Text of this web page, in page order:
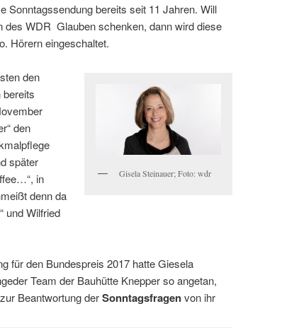
Sonntagssendung bereits seit 11 Jahren. Will
des WDR Glauben schenken, dann wird diese
Hörern eingeschaltet.
Gisela Steinauer; Foto: wdr
den
bereits
den
später
in
denn da
und Wilfried
für den Bundespreis 2017 hatte Giesela
Team der Bauhütte Knepper so angetan,
Beantwortung derSonntagsfragenvon ihr